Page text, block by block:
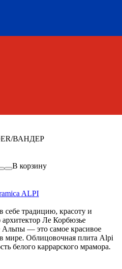
ВАНДЕР
В корзину
ALPI
себе традицию, красоту и
Ле Корбюзье
Альпы — это самое красивое
мире. Облицовочная плита Alpi
белого каррарского мрамора.